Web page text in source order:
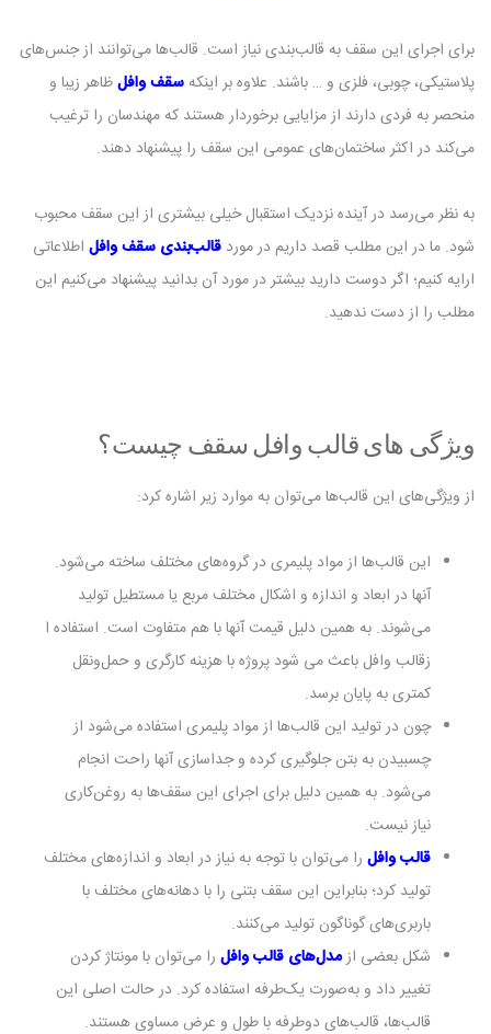
برای اجرای این سقف به قالب‌بندی نیاز است. قالب‌ها می‌توانند از جنس‌های
پلاستیکی، چوبی، فلزی و … باشند. علاوه بر اینکه سقف وافلظاهر زیبا و
منحصر به فردی دارند از مزایایی برخوردار هستند که مهندسان را ترغیب
می‌کند در اکثر ساختمان‌های عمومی این سقف را پیشنهاد دهند.
به نظر می‌رسد در آینده نزدیک استقبال خیلی بیشتری از این سقف محبوب
شود. ما در این مطلب قصد داریم در مورد قالب‌بندی سقف وافل اطلاعاتی
ارایه کنیم؛ اگر دوست دارید بیشتر در مورد آن بدانید پیشنهاد می‌کنیم این
مطلب را از دست ندهید‌.
ویژگی های قالب وافل سقف چیست؟
از ویژگی‌های این قالب‌ها می‌توان به موارد زیر اشاره کرد:
این قالب‌ها از مواد پلیمری در گروه‌های مختلف ساخته می‌شود.
آنها در ابعاد و اندازه و اشکال مختلف مربع یا مستطیل تولید
می‌شوند. به همین دلیل قیمت آنها با هم متفاوت است. استفاده ا
زقالب وافل باعث می شود پروژه با هزینه کارگری و حمل‌ونقل
کمتری به پایان برسد‌.
چون در تولید این قالب‌ها از مواد پلیمری استفاده می‌شود از
چسبیدن به بتن جلوگیری کرده و جداسازی آنها راحت انجام
می‌شود. به همین دلیل برای اجرای این سقف‌ها به روغن‌کاری
نیاز نیست.
قالب وافل را می‌توان با توجه به نیاز در ابعاد و اندازه‌های مختلف
تولید کرد؛ بنابراین این سقف بتنی را با دهانه‌های مختلف با
باربری‌های گوناگون تولید می‌کنند.
شکل بعضی ازمدل‌های قالب وافل را می‌توان با مونتاژ کردن
تغییر داد و به‌صورت یک‌طرفه استفاده کرد. در حالت اصلی این
قالب‌ها، قالب‌های دوطرفه با طول و عرض مساوی هستند.